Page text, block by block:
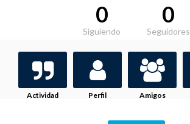
0
Siguiendo
0
Seguidores
Actividad Perfil Amigos